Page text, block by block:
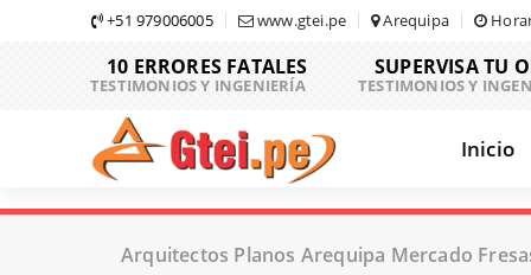
+51 979006005 www.gtei.pe Arequipa
10 ERRORES FATALES
TESTIMONIOS Y INGENIERÍA
SUPERVISA TU
TESTIMONIOS Y
Inicio
Arquitectos Planos Arequipa Mercado